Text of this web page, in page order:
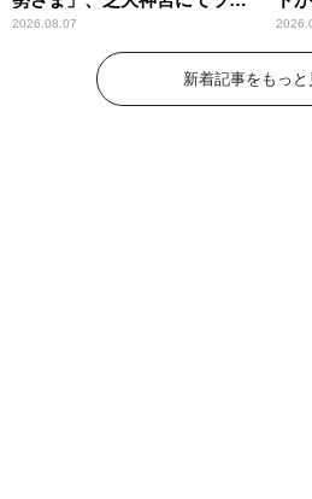
パンプスが合格祈願！
2026.08.07
ー昼
新着記事をもっと